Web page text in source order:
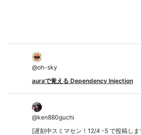
@oh-sky
auraで覚える Dependency Injection
@ken880guchi
[遅刻中スミマセン！12/4 -5 で投稿し